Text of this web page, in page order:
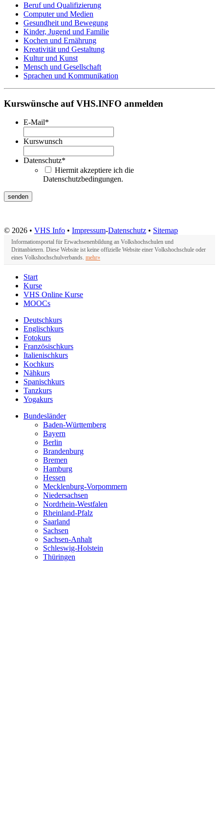
Beruf und Qualifizierung
Computer und Medien
Gesundheit und Bewegung
Kinder, Jugend und Familie
Kochen und Ernährung
Kreativität und Gestaltung
Kultur und Kunst
Mensch und Gesellschaft
Sprachen und Kommunikation
Kurswünsche auf VHS.INFO anmelden
E-Mail*
Kurswunsch
Datenschutz*
Hiermit akzeptiere ich die
Datenschutzbedingungen.
© 2026 • VHS Info • Impressum-Datenschutz • Sitemap
Informationsportal für Erwachsenenbildung an Volkshochschulen und
Drittanbietern. Diese Website ist keine offizielle Website einer Volkshochschule oder
eines Volkshochschulverbands. mehr»
Start
Kurse
VHS Online Kurse
MOOCs
Deutschkurs
Englischkurs
Fotokurs
Französischkurs
Italienischkurs
Kochkurs
Nähkurs
Spanischkurs
Tanzkurs
Yogakurs
Bundesländer
Baden-Württemberg
Bayern
Berlin
Brandenburg
Bremen
Hamburg
Hessen
Mecklenburg-Vorpommern
Niedersachsen
Nordrhein-Westfalen
Rheinland-Pfalz
Saarland
Sachsen
Sachsen-Anhalt
Schleswig-Holstein
Thüringen